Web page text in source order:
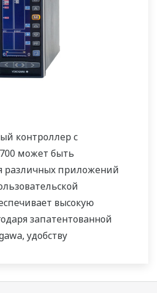
контроллер с
может быть
различных приложений
высокую
запатентованной
удобству